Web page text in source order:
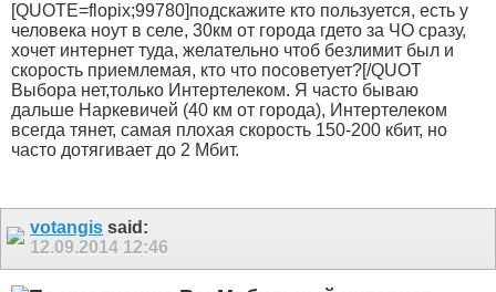
[QUOTE=flopix;99780]подскажите кто пользуется, есть у
человека ноут в селе, 30км от города гдето за ЧО сразу,
хочет интернет туда, желательно чтоб безлимит был и
скорость приемлемая, кто что посоветует?[/QUOT
Выбора нет,только Интертелеком. Я часто бываю
дальше Наркевичей (40 км от города), Интертелеком
всегда тянет, самая плохая скорость 150-200 кбит, но
часто дотягивает до 2 Мбит.
votangis said:
12.09.2014 12:46